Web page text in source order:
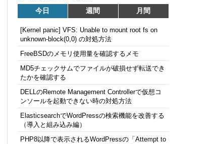
今日 週間 月間
[Kernel panic] VFS: Unable to mount root fs on
unknown-block(0,0) の対処方法
FreeBSDのメモリ使用量を確認するメモ
MD5チェックサムでファイルが破損せず転送でき
たかを確認する
DELLのRemote Management Controllerで仮想コ
ンソールを起動できない時の対処方法
ElasticsearchでWordPressの検索機能を改善する
（導入と組み込み編）
PHP8以降で表示されるWordPressの「Attempt to